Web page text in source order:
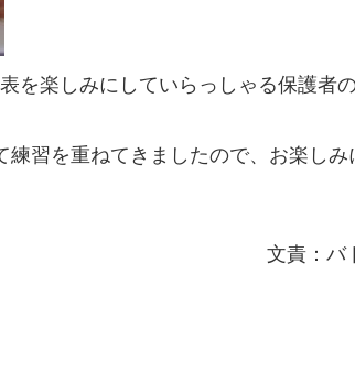
を楽しみにしていらっしゃる保護者
習を重ねてきましたので、お楽しみ
文責：バ